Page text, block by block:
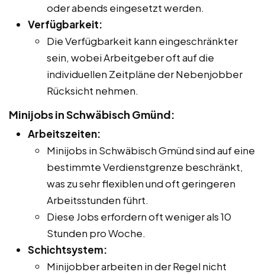
oder abends eingesetzt werden.
Verfügbarkeit:
Die Verfügbarkeit kann eingeschränkter
sein, wobei Arbeitgeber oft auf die
individuellen Zeitpläne der Nebenjobber
Rücksicht nehmen.
Minijobs in Schwäbisch Gmünd:
Arbeitszeiten:
Minijobs in Schwäbisch Gmünd sind auf eine
bestimmte Verdienstgrenze beschränkt,
was zu sehr flexiblen und oft geringeren
Arbeitsstunden führt.
Diese Jobs erfordern oft weniger als 10
Stunden pro Woche.
Schichtsystem:
Minijobber arbeiten in der Regel nicht